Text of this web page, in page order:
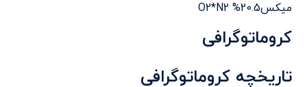
میکس20.5% O2*N2
کروماتوگرافی
تاريخچه کروماتوگرافی